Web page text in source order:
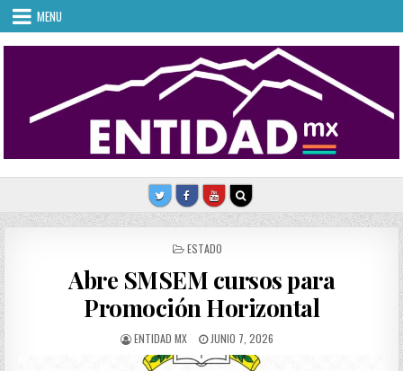
Skip
content
MENU
POSTED
ESTADO
Abre SMSEM cursos para
Promoción Horizontal
AUTHOR:
ENTIDAD MX
PUBLISHED
DATE:
JUNIO 7, 2026